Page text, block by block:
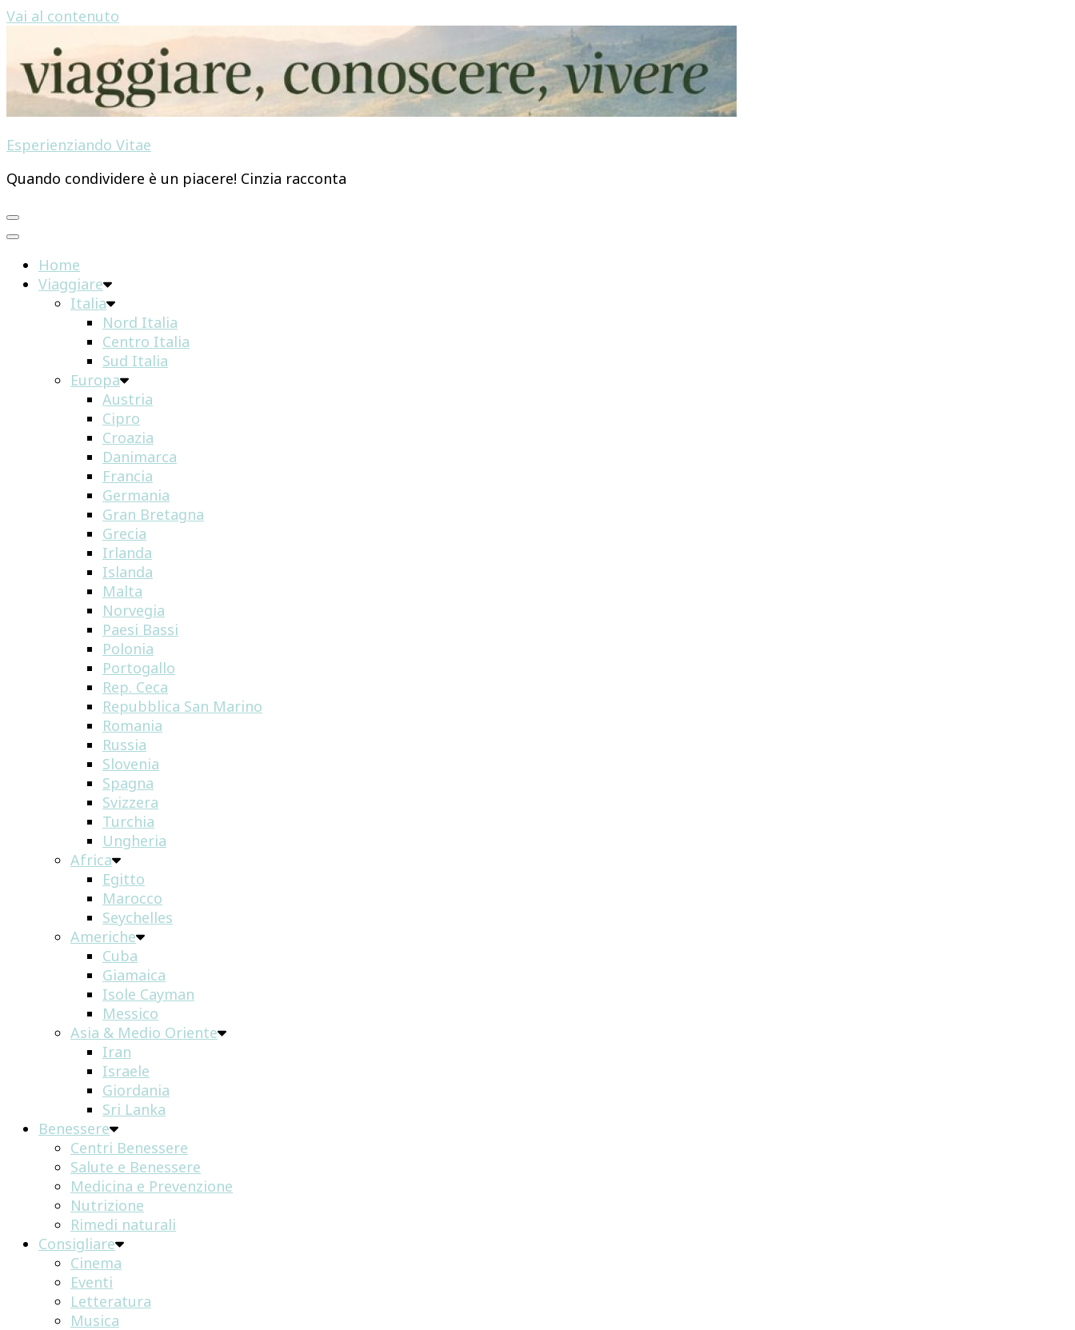
Vai al contenuto
Esperienziando Vitae
Quando condividere è un piacere! Cinzia racconta
Home
Viaggiare
Italia
Nord Italia
Centro Italia
Sud Italia
Europa
Austria
Cipro
Croazia
Danimarca
Francia
Germania
Gran Bretagna
Grecia
Irlanda
Islanda
Malta
Norvegia
Paesi Bassi
Polonia
Portogallo
Rep. Ceca
Repubblica San Marino
Romania
Russia
Slovenia
Spagna
Svizzera
Turchia
Ungheria
Africa
Egitto
Marocco
Seychelles
Americhe
Cuba
Giamaica
Isole Cayman
Messico
Asia & Medio Oriente
Iran
Israele
Giordania
Sri Lanka
Benessere
Centri Benessere
Salute e Benessere
Medicina e Prevenzione
Nutrizione
Rimedi naturali
Consigliare
Cinema
Eventi
Letteratura
Musica